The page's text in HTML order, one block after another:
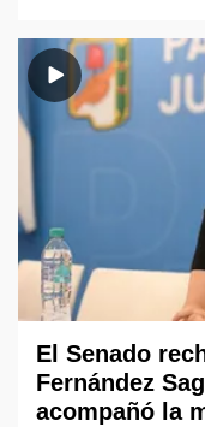
El Senado
Fernández
acompañó la